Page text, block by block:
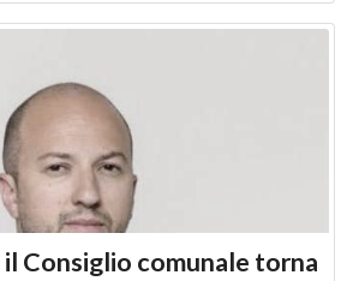
Consiglio comunale torna